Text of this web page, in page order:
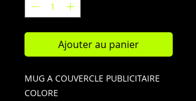
Ajouter au panier
MUG A COUVERCLE PUBLICITAIRE
COLORE